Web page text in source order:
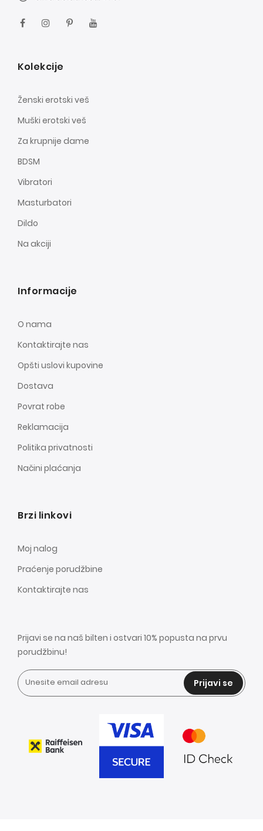
Kolekcije
Ženski erotski veš
Muški erotski veš
Za krupnije dame
BDSM
Vibratori
Masturbatori
Dildo
Na akciji
Informacije
O nama
Kontaktirajte nas
Opšti uslovi kupovine
Dostava
Povrat robe
Reklamacija
Politika privatnosti
Načini plaćanja
Brzi linkovi
Moj nalog
Praćenje porudžbine
Kontaktirajte nas
Prijavi se na naš bilten i ostvari 10% popusta na prvu
porudžbinu!
Prijavi se